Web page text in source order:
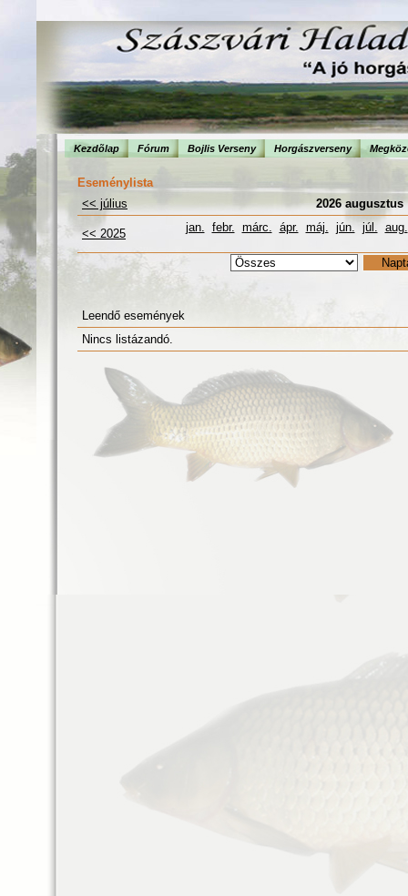
Kezdõlap Fórum Bojlis Verseny Horgászverseny
Eseménylista
<< július
2026 augusztus
<< 2025 jan. febr. márc. ápr. máj. jún. júl. aug.
Leendő események
Nincs listázandó.